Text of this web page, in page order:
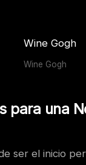
Wine Gogh
para una
ser el inicio